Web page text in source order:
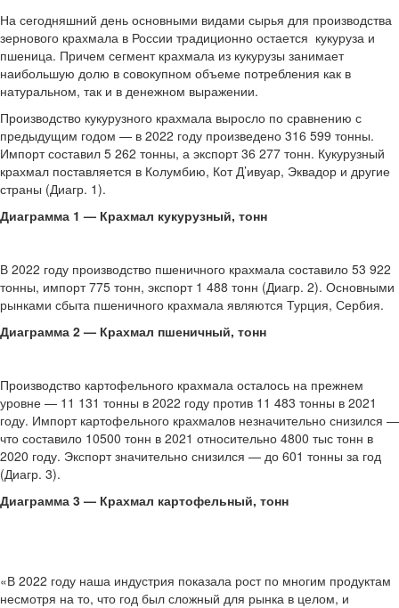
На сегодняшний день основными видами сырья для производства
зернового крахмала в России традиционно остается кукуруза и
пшеница. Причем сегмент крахмала из кукурузы занимает
наибольшую долю в совокупном объеме потребления как в
натуральном, так и в денежном выражении.
Производство кукурузного крахмала выросло по сравнению с
предыдущим годом — в 2022 году произведено 316 599 тонны.
Импорт составил 5 262 тонны, а экспорт 36 277 тонн. Кукурузный
крахмал поставляется в Колумбию, Кот Д’ивуар, Эквадор и другие
страны (Диагр. 1).
Диаграмма 1 — Крахмал кукурузный, тонн
В 2022 году производство пшеничного крахмала составило 53 922
тонны, импорт 775 тонн, экспорт 1 488 тонн (Диагр. 2). Основными
рынками сбыта пшеничного крахмала являются Турция, Сербия.
Диаграмма 2 — Крахмал пшеничный, тонн
Производство картофельного крахмала осталось на прежнем
уровне — 11 131 тонны в 2022 году против 11 483 тонны в 2021
году. Импорт картофельного крахмалов незначительно снизился —
что составило 10500 тонн в 2021 относительно 4800 тыс тонн в
2020 году. Экспорт значительно снизился — до 601 тонны за год
(Диагр. 3).
Диаграмма 3 — Крахмал картофельный, тонн
«В 2022 году наша индустрия показала рост по многим продуктам
несмотря на то, что год был сложный для рынка в целом, и